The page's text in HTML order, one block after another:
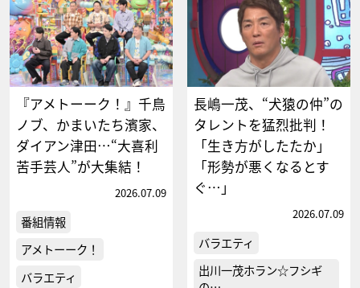
『アメトーーク！』千鳥
ノブ、かまいたち濱家、
ダイアン津田…“大喜利
苦手芸人”が大集結！
2026.07.09
番組情報
アメトーーク！
バラエティ
長嶋一茂、“犬猿の仲”の
タレントを猛烈批判！
「生き方がしたたか」
「形勢が悪くなるとす
ぐ…」
2026.07.09
バラエティ
出川一茂ホラン☆フシギ